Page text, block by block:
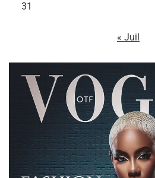
31
« Juil